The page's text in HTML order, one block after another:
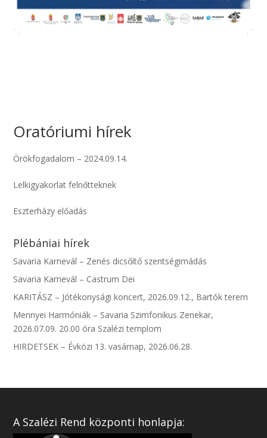
Oratóriumi hírek
Örökfogadalom – 2024.09.14.
Lelkigyakorlat felnőtteknek
Eszterházy előadás
Plébániai hírek
Savaria Karnevál – Zenés dicsőítő szentségimádás
Savaria Karnevál – Castrum Dei
KARITÁSZ – Jótékonysági koncert, 2026.09.12., Bartók terem
Mennyei Harmóniák – Savaria Szimfonikus Zenekar,
2026.07.09. 20.00 óra Szalézi templom
HIRDETSEK – Évközi 13. vasárnap, 2026.06.28.
A Szalézi Rend központi honlapja: